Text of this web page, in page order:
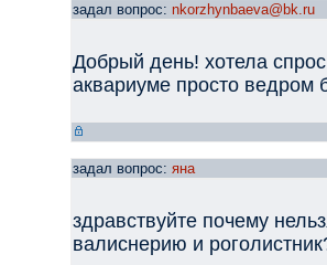
задал вопрос: nkorzhynbaeva@bk.ru
Добрый день! хотела
аквариуме просто ведром
задал вопрос: яна
здравствуйте почему
валиснерию и